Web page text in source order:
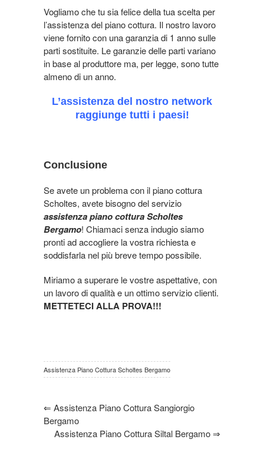
Vogliamo che tu sia felice della tua scelta per
l’assistenza del piano cottura. Il nostro lavoro
viene fornito con una garanzia di 1 anno sulle
parti sostituite. Le garanzie delle parti variano
in base al produttore ma, per legge, sono tutte
almeno di un anno.
L’assistenza del nostro network
raggiunge tutti i paesi!
Conclusione
Se avete un problema con il piano cottura
Scholtes, avete bisogno del servizio
assistenza piano cottura Scholtes
Bergamo! Chiamaci senza indugio siamo
pronti ad accogliere la vostra richiesta e
soddisfarla nel più breve tempo possibile.
Miriamo a superare le vostre aspettative, con
un lavoro di qualità e un ottimo servizio clienti.
METTETECI ALLA PROVA!!!
Assistenza Piano Cottura Scholtes Bergamo
⇐ Assistenza Piano Cottura Sangiorgio
Bergamo
Assistenza Piano Cottura Siltal Bergamo⇒